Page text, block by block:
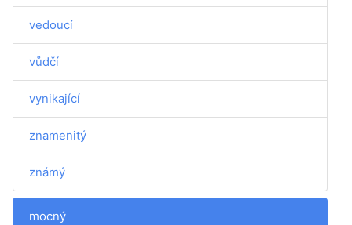
vedoucí
vůdčí
vynikající
znamenitý
známý
mocný